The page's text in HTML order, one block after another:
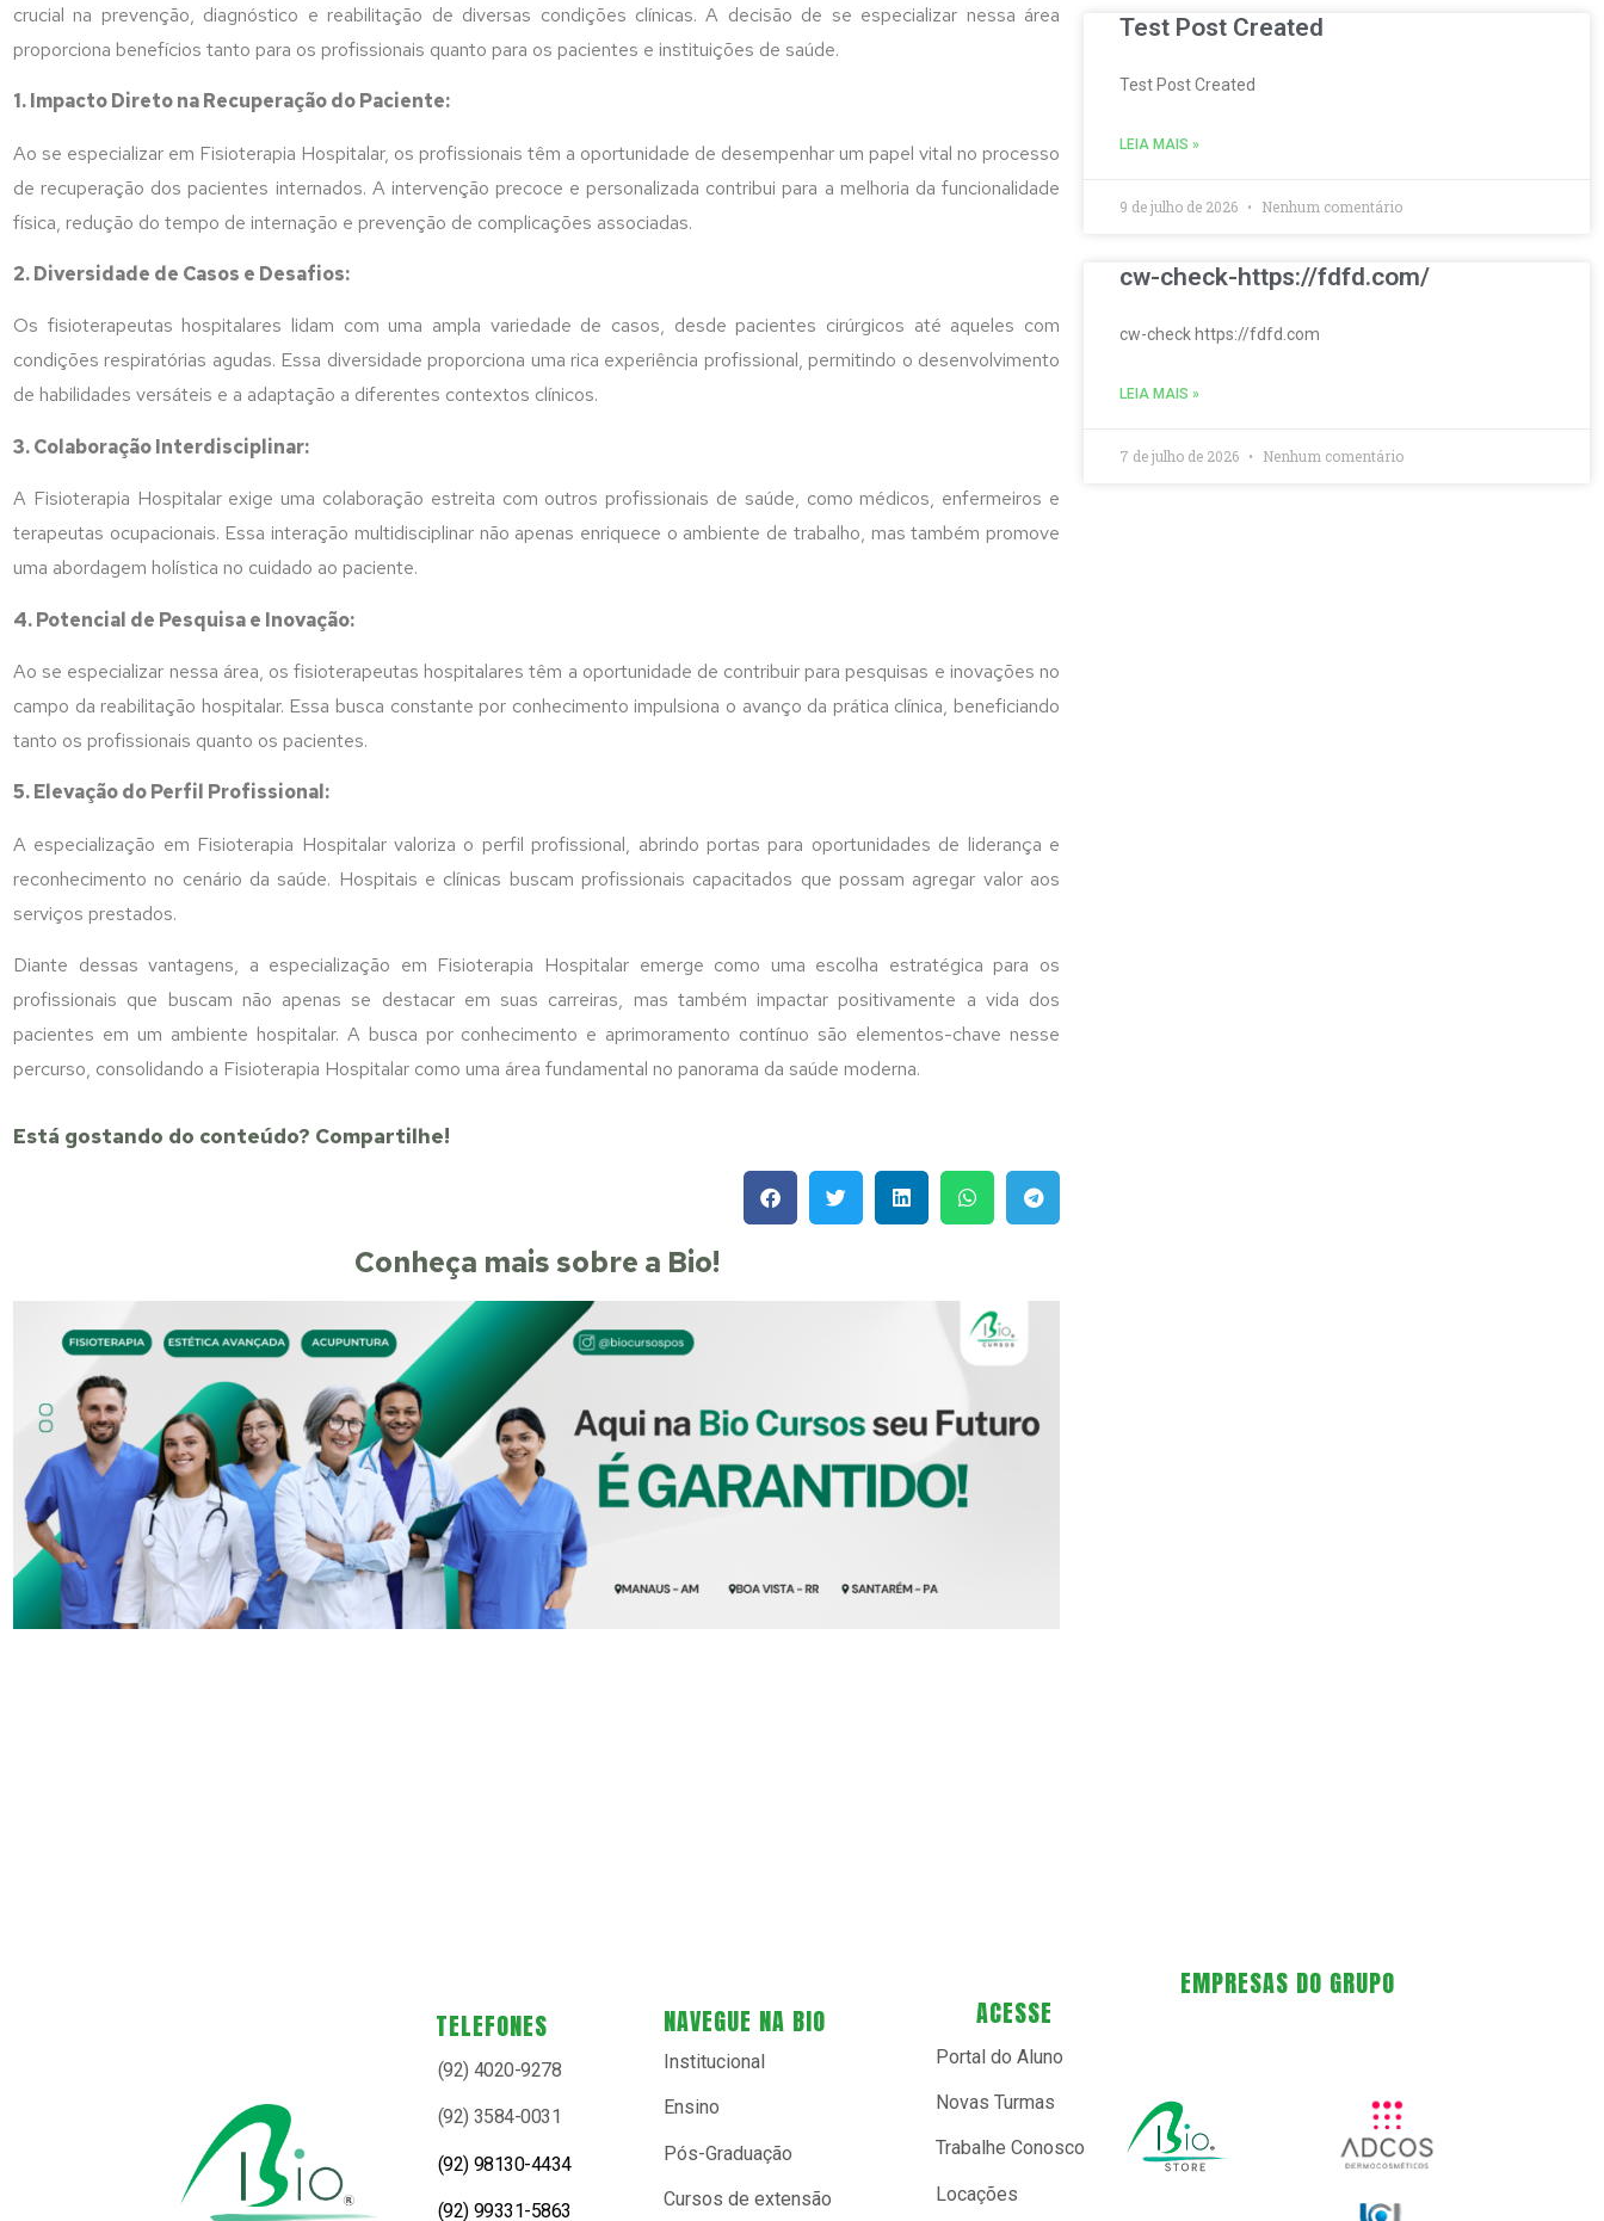
crucial na prevenção, diagnóstico e reabilitação de diversas condições clínicas. A decisão de se especializar nessa área
proporciona benefícios tanto para os profissionais quanto para os pacientes e instituições de saúde.
1. Impacto Direto na Recuperação do Paciente:
Ao se especializar em Fisioterapia Hospitalar, os profissionais têm a oportunidade de desempenhar um papel vital no processo
de recuperação dos pacientes internados. A intervenção precoce e personalizada contribui para a melhoria da funcionalidade
física, redução do tempo de internação e prevenção de complicações associadas.
2. Diversidade de Casos e Desafios:
Os fisioterapeutas hospitalares lidam com uma ampla variedade de casos, desde pacientes cirúrgicos até aqueles com
condições respiratórias agudas. Essa diversidade proporciona uma rica experiência profissional, permitindo o desenvolvimento
de habilidades versáteis e a adaptação a diferentes contextos clínicos.
3. Colaboração Interdisciplinar:
A Fisioterapia Hospitalar exige uma colaboração estreita com outros profissionais de saúde, como médicos, enfermeiros e
terapeutas ocupacionais. Essa interação multidisciplinar não apenas enriquece o ambiente de trabalho, mas também promove
uma abordagem holística no cuidado ao paciente.
4. Potencial de Pesquisa e Inovação:
Ao se especializar nessa área, os fisioterapeutas hospitalares têm a oportunidade de contribuir para pesquisas e inovações no
campo da reabilitação hospitalar. Essa busca constante por conhecimento impulsiona o avanço da prática clínica, beneficiando
tanto os profissionais quanto os pacientes.
5. Elevação do Perfil Profissional:
A especialização em Fisioterapia Hospitalar valoriza o perfil profissional, abrindo portas para oportunidades de liderança e
reconhecimento no cenário da saúde. Hospitais e clínicas buscam profissionais capacitados que possam agregar valor aos
serviços prestados.
Diante dessas vantagens, a especialização em Fisioterapia Hospitalar emerge como uma escolha estratégica para os
profissionais que buscam não apenas se destacar em suas carreiras, mas também impactar positivamente a vida dos
pacientes em um ambiente hospitalar. A busca por conhecimento e aprimoramento contínuo são elementos-chave nesse
percurso, consolidando a Fisioterapia Hospitalar como uma área fundamental no panorama da saúde moderna.
Está gostando do conteúdo? Compartilhe!
Conheça mais sobre a Bio!
Test Post Created
Test Post Created
LEIA MAIS »
9 de julho de 2026 Nenhum comentário
cw-check-https://fdfd.com/
cw-check https://fdfd.com
LEIA MAIS »
7 de julho de 2026 Nenhum comentário
TELEFONES
(92) 4020-9278
(92) 3584-0031
(92) 98130-4434
(92) 99331-5863
NAVEGUE NA BIO
Institucional
Ensino
Pós-Graduação
Cursos de extensão
ACESSE
Portal do Aluno
Novas Turmas
Trabalhe Conosco
Locações
EMPRESAS DO GRUPO